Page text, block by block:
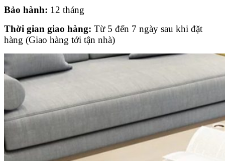
Bảo hành: 12 tháng
Thời gian giao hàng: Từ 5 đến 7 ngày sau khi đặt
hàng (Giao hàng tới tận nhà)